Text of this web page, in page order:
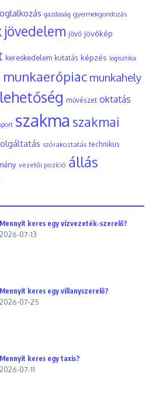
gazdaság gyermekgondozás
jövedelem jövő jövőkép
kereskedelem kutatás képzés logisztika
munkaerőpiac munkahely
művészet oktatás
szakma szakmai
szórakoztatás technikus
vezetői pozíció állás
Mennyit keres egy vízvezeték-szerelő?
2026-07-13
Mennyit keres egy villanyszerelő?
2026-07-25
Mennyit keres egy taxis?
2026-07-11